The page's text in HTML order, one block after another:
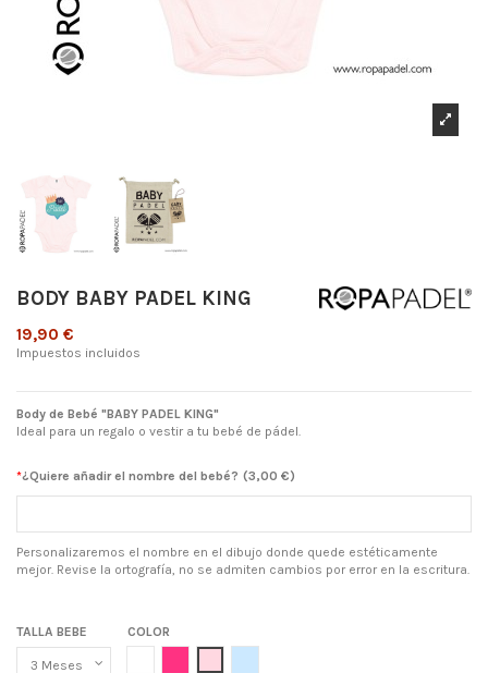
BODY BABY PADEL KING
19,90 €
Impuestos incluidos
Body de Bebé "BABY PADEL KING"
Ideal para un regalo o vestir a tu bebé de pádel.
*¿Quiere añadir el nombre del bebé? (3,00 €)
Personalizaremos el nombre en el dibujo donde quede estéticamente
mejor. Revise la ortografía, no se admiten cambios por error en la escritura.
TALLA BEBE
COLOR